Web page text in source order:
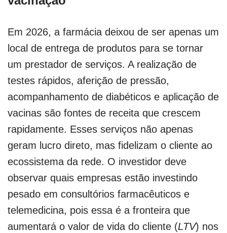
Em 2026, a farmácia deixou de ser apenas um
local de entrega de produtos para se tornar
um prestador de serviços. A realização de
testes rápidos, aferição de pressão,
acompanhamento de diabéticos e aplicação de
vacinas são fontes de receita que crescem
rapidamente. Esses serviços não apenas
geram lucro direto, mas fidelizam o cliente ao
ecossistema da rede. O investidor deve
observar quais empresas estão investindo
pesado em consultórios farmacêuticos e
telemedicina, pois essa é a fronteira que
aumentará o valor de vida do cliente (LTV) nos